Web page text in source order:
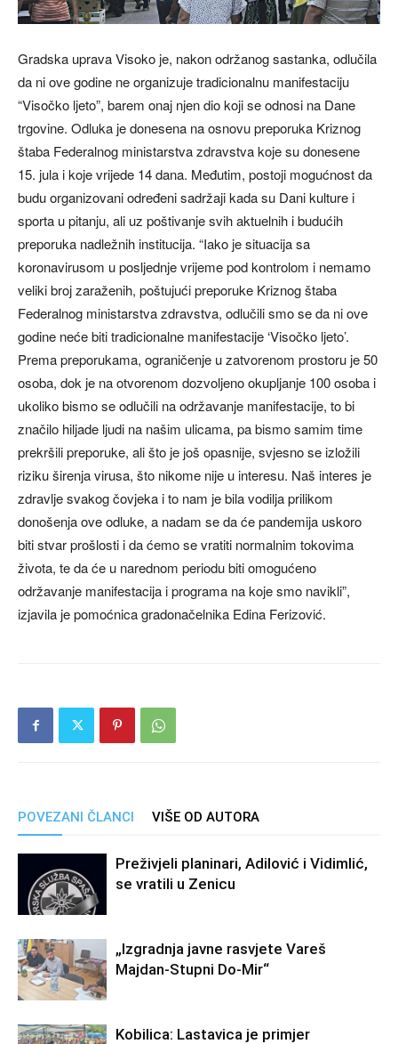
Gradska uprava Visoko je, nakon održanog sastanka, odlučila
da ni ove godine ne organizuje tradicionalnu manifestaciju
“Visočko ljeto”, barem onaj njen dio koji se odnosi na Dane
trgovine. Odluka je donesena na osnovu preporuka Kriznog
štaba Federalnog ministarstva zdravstva koje su donesene
15. jula i koje vrijede 14 dana. Međutim, postoji mogućnost da
budu organizovani određeni sadržaji kada su Dani kulture i
sporta u pitanju, ali uz poštivanje svih aktuelnih i budućih
preporuka nadležnih institucija. “Iako je situacija sa
koronavirusom u posljednje vrijeme pod kontrolom i nemamo
veliki broj zaraženih, poštujući preporuke Kriznog štaba
Federalnog ministarstva zdravstva, odlučili smo se da ni ove
godine neće biti tradicionalne manifestacije ‘Visočko ljeto’.
Prema preporukama, ograničenje u zatvorenom prostoru je 50
osoba, dok je na otvorenom dozvoljeno okupljanje 100 osoba i
ukoliko bismo se odlučili na održavanje manifestacije, to bi
značilo hiljade ljudi na našim ulicama, pa bismo samim time
prekršili preporuke, ali što je još opasnije, svjesno se izložili
riziku širenja virusa, što nikome nije u interesu. Naš interes je
zdravlje svakog čovjeka i to nam je bila vodilja prilikom
donošenja ove odluke, a nadam se da će pandemija uskoro
biti stvar prošlosti i da ćemo se vratiti normalnim tokovima
života, te da će u narednom periodu biti omogućeno
održavanje manifestacija i programa na koje smo navikli”,
izjavila je pomoćnica gradonačelnika Edina Ferizović.
POVEZANI ČLANCI VIŠE OD AUTORA
Preživjeli planinari, Adilović i Vidimlić,
se vratili u Zenicu
„Izgradnja javne rasvjete Vareš
Majdan-Stupni Do-Mir“
Kobilica: Lastavica je primjer